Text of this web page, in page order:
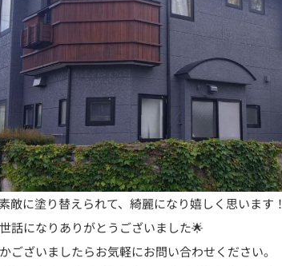
敵に塗り替えられて、綺麗になり嬉しく思います！
話になりありがとうございました🌟
ございましたらお気軽にお問い合わせください。